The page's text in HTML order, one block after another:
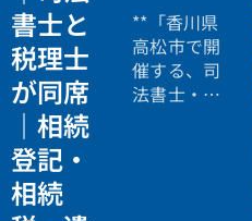
書士と
税理士
が同席
｜相続
登記・
相続
**「香川県
高松市で開
催する、司
法書士・税